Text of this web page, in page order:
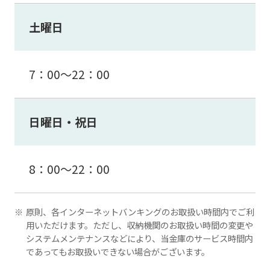
土曜日
7：00～22：00
日曜日・祝日
8：00～22：00
原則、各インターネットバンキングのお取扱い時間内でご利
用いただけます。ただし、収納機関のお取扱い時間の変更や
システムメンテナンスなどにより、当金庫のサービス時間内
であってもお取扱いできない場合がございます。